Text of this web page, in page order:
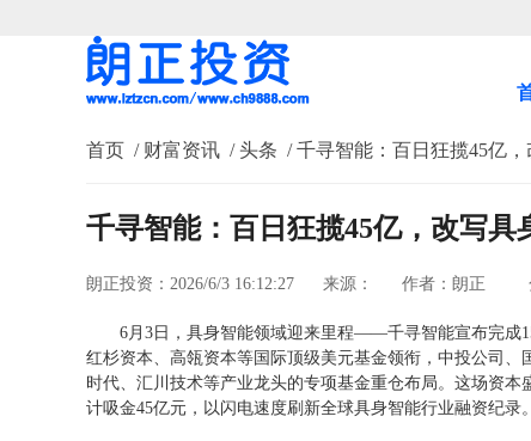
首页 / 财富资讯 / 头条 / 千寻智能：百日狂揽45亿
千寻智能：百日狂揽45亿，改写具
朗正投资：2026/6/3 16:12:27 来源： 作者：朗正 分
6月3日，具身智能领域迎来里程——千寻智能宣布完成
红杉资本、高瓴资本等国际顶级美元基金领衔，中投公司
时代、汇川技术等产业龙头的专项基金重仓布局。这场资
计吸金45亿元，以闪电速度刷新全球具身智能行业融资纪录。